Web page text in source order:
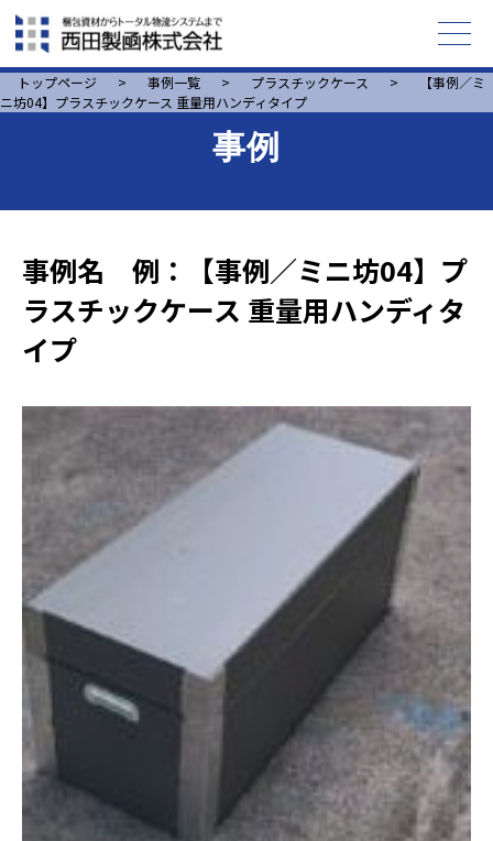
事例
トップページ > 事例一覧 > プラスチックケース >
【事例／ミ
ニ坊04】プラスチックケース 重量用ハンディタイプ
事例名 例：【事例／ミニ坊04】プ
ラスチックケース 重量用ハンディタ
イプ